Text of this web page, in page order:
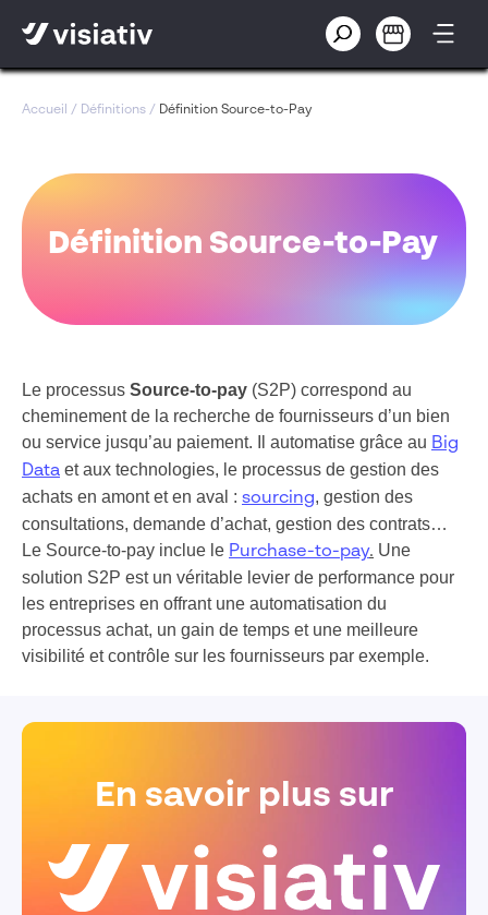
Accueil / Définitions / Définition Source-to-Pay
Définition Source-to-Pay
Le processus Source-to-pay (S2P) correspond au
cheminement de la recherche de fournisseurs d’un bien
ou service jusqu’au paiement. Il automatise grâce au Big
Data et aux technologies, le processus de gestion des
achats en amont et en aval : sourcing, gestion des
consultations, demande d’achat, gestion des contrats…
Le Source-to-pay inclue le Purchase-to-pay. Une
solution S2P est un véritable levier de performance pour
les entreprises en offrant une automatisation du
processus achat, un gain de temps et une meilleure
visibilité et contrôle sur les fournisseurs par exemple.
En savoir plus sur